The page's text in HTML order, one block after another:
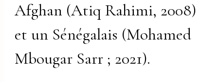
Afghan (Atiq Rahimi, 2008)
et un Sénégalais (Mohamed
Mbougar Sarr ; 2021).